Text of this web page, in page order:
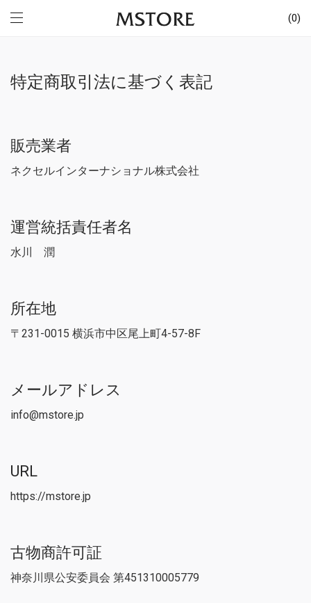
0
特定商取引法に基づく表記
販売業者
ネクセルインターナショナル株式会社
運営統括責任者名
水川 潤
所在地
〒231-0015 横浜市中区尾上町4-57-8F
メールアドレス
info@mstore.jp
URL
https://mstore.jp
古物商許可証
神奈川県公安委員会 第451310005779